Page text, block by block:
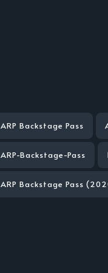
ARP Backstage Pass
ARP-Backstage-Pass
ARP Backstage Pass